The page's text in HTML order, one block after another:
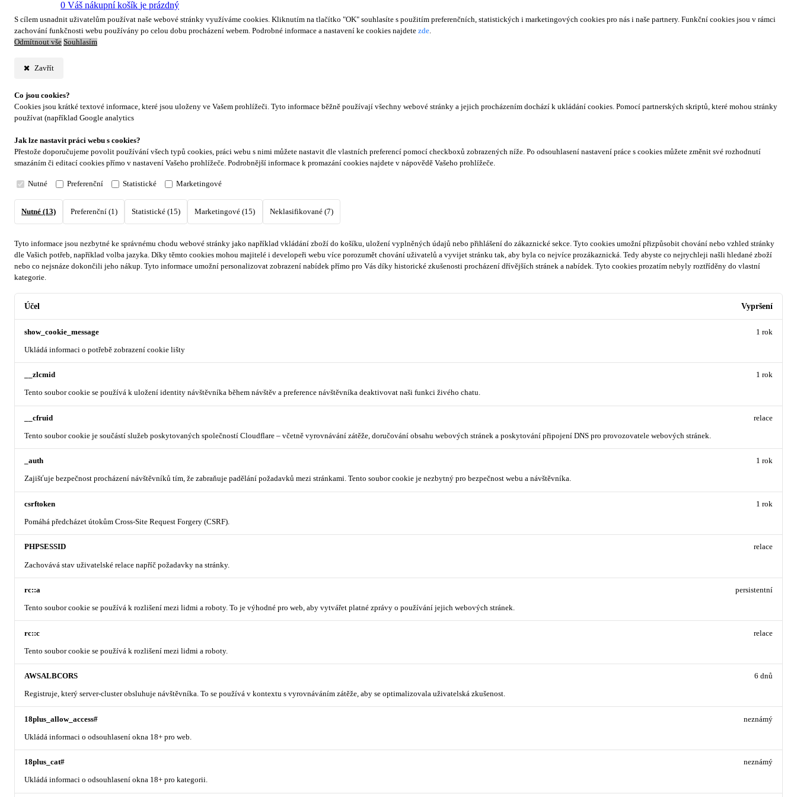
S cílem usnadnit uživatelům používat naše webové stránky využíváme cookies. Kliknutím na tlačítko "OK" souhlasíte s použitím preferenčních, statistických i marketingových cookies pro nás i naše partnery. Funkční cookies jsou v rámci
zachování funkčnosti webu používány po celou dobu procházení webem. Podrobné informace a nastavení ke cookies najdete zde.
Odmítnout vše Souhlasím
Zavřít
Co jsou cookies?
Cookies jsou krátké textové informace, které jsou uloženy ve Vašem prohlížeči. Tyto informace běžně používají všechny webové stránky a jejich procházením dochází k ukládání cookies. Pomocí partnerských skriptů, které mohou stránky
používat (například Google analytics
Jak lze nastavit práci webu s cookies?
Přestože doporučujeme povolit používání všech typů cookies, práci webu s nimi můžete nastavit dle vlastních preferencí pomocí checkboxů zobrazených níže. Po odsouhlasení nastavení práce s cookies můžete změnit své rozhodnutí
smazáním či editací cookies přímo v nastavení Vašeho prohlížeče. Podrobnější informace k promazání cookies najdete v nápovědě Vašeho prohlížeče.
Nutné Preferenční Statistické Marketingové
Nutné (13) Preferenční (1) Statistické (15) Marketingové (15) Neklasifikované (7)
Tyto informace jsou nezbytné ke správnému chodu webové stránky jako například vkládání zboží do košíku, uložení vyplněných údajů nebo přihlášení do zákaznické sekce. Tyto cookies umožní přizpůsobit chování nebo vzhled stránky
dle Vašich potřeb, například volba jazyka. Díky těmto cookies mohou majitelé i developeři webu více porozumět chování uživatelů a vyvijet stránku tak, aby byla co nejvíce prozákaznická. Tedy abyste co nejrychleji našli hledané zboží
nebo co nejsnáze dokončili jeho nákup. Tyto informace umožní personalizovat zobrazení nabídek přímo pro Vás díky historické zkušenosti procházení dřívějších stránek a nabídek. Tyto cookies prozatím nebyly roztříděny do vlastní
kategorie.
Účel Vypršení
show_cookie_message
Ukládá informaci o potřebě zobrazení cookie lišty
1 rok
__zlcmid
Tento soubor cookie se používá k uložení identity návštěvníka během návštěv a preference návštěvníka deaktivovat naši funkci živého chatu.
1 rok
__cfruid
Tento soubor cookie je součástí služeb poskytovaných společností Cloudflare – včetně vyrovnávání zátěže, doručování obsahu webových stránek a poskytování připojení DNS pro provozovatele webových stránek.
relace
_auth
Zajišťuje bezpečnost procházení návštěvníků tím, že zabraňuje padělání požadavků mezi stránkami. Tento soubor cookie je nezbytný pro bezpečnost webu a návštěvníka.
1 rok
csrftoken
Pomáhá předcházet útokům Cross-Site Request Forgery (CSRF).
1 rok
PHPSESSID
Zachovává stav uživatelské relace napříč požadavky na stránky.
relace
rc::a
Tento soubor cookie se používá k rozlišení mezi lidmi a roboty. To je výhodné pro web, aby vytvářet platné zprávy o používání jejich webových stránek.
persistentní
rc::c
Tento soubor cookie se používá k rozlišení mezi lidmi a roboty.
relace
AWSALBCORS
Registruje, který server-cluster obsluhuje návštěvníka. To se používá v kontextu s vyrovnáváním zátěže, aby se optimalizovala uživatelská zkušenost.
6 dnů
18plus_allow_access#
Ukládá informaci o odsouhlasení okna 18+ pro web.
neznámý
18plus_cat#
Ukládá informaci o odsouhlasení okna 18+ pro kategorii.
neznámý
0 Váš nákupní košík je prázdný